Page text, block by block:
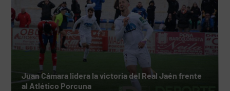
Juan Cámara lidera la victoria del Real Jaén frente
al Atlético Porcuna